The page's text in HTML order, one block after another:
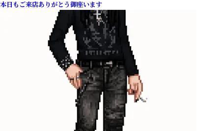
本日もご来店ありがとう御座います